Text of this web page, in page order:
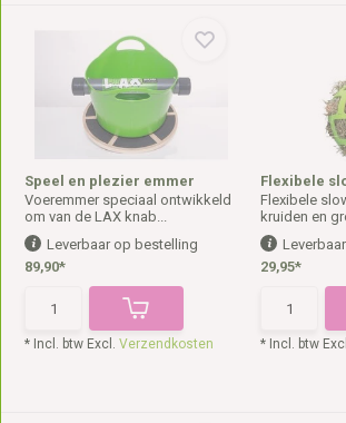
Speel en plezier emmer
Voeremmer speciaal ontwikkeld
om van de LAX knab...
Leverbaar op bestelling
89,90*
* Incl. btw Excl.Verzendkosten
Flexibele
Flexibele
kruiden en
29,95*
* Incl. btw